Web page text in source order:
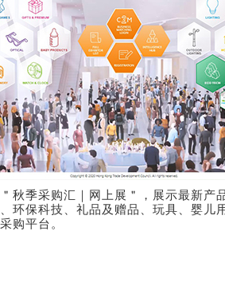
秋季采购汇｜网上展＂，展示最新产
环保科技、礼品及赠品、玩具、婴儿
购平台。